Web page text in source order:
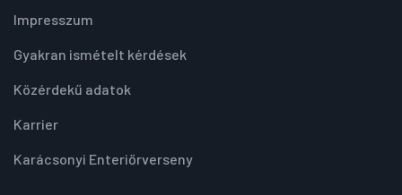
Impresszum
Gyakran ismételt kérdések
Közérdekű adatok
Karrier
Karácsonyi Enteriőrverseny